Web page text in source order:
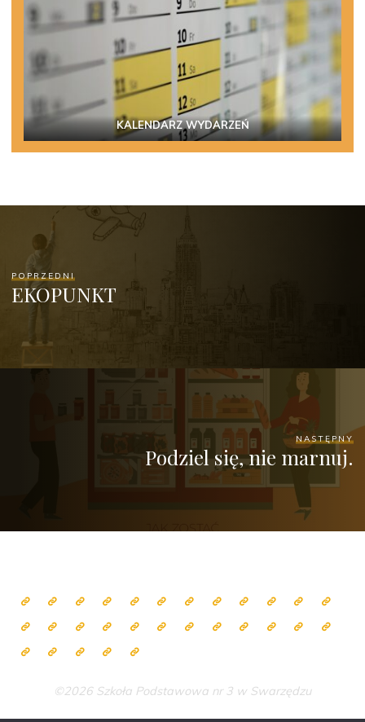
KALENDARZ WYDARZEŃ
POPRZEDNI
EKOPUNKT
NASTĘPNY
Podziel się, nie marnuj.
©2026 Szkoła Podstawowa nr 3 w Swarzędzu